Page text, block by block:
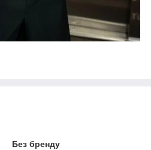
Без бренду